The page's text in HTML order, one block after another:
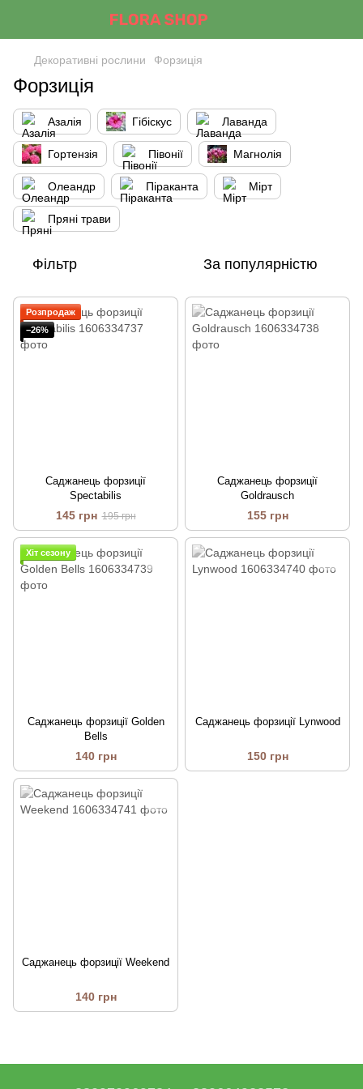
Декоративні рослини Форзиція
Форзиція
Азалія Гібіскус Лаванда
Гортензія Півонії Магнолія
Олеандр Піраканта Мірт
Пряні трави
Фільтр За популярністю
Розпродаж
−26%
Саджанець форзиції
Spectabilis
145 грн 195 грн
Саджанець форзиції
Goldrausch
155 грн
Хіт сезону
Саджанець форзиції Golden
Bells
140 грн
Саджанець форзиції Lynwood
150 грн
Саджанець форзиції Weekend
140 грн